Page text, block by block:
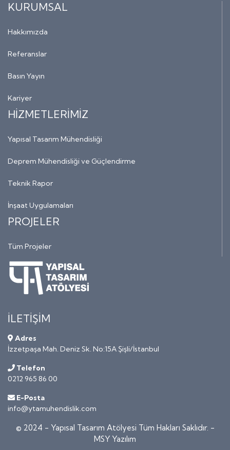
KURUMSAL
Hakkımızda
Referanslar
Basın Yayın
Kariyer
HİZMETLERİMİZ
Yapısal Tasarım Mühendisliği
Deprem Mühendisliği ve Güçlendirme
Teknik Rapor
İnşaat Uygulamaları
PROJELER
Tüm Projeler
İLETİŞİM
Adres
İzzetpaşa Mah. Deniz Sk. No:15A Şişli/İstanbul
Telefon
0212 965 86 00
E-Posta
info@ytamuhendislik.com
© 2024 - Yapısal Tasarım Atölyesi Tüm Hakları Saklıdır. -
MSY Yazılım